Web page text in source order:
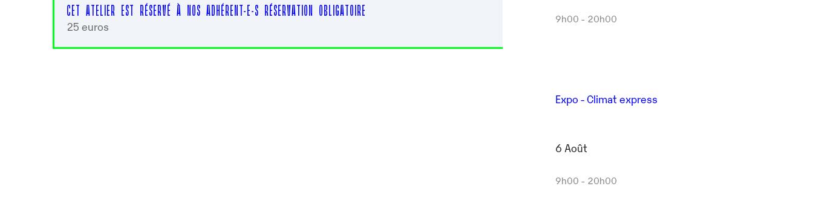
CET ATELIER EST RÉSERVÉ À NOS ADHÉRENT-E-S RÉSERVATION OBLIGATOIRE
25 euros
9h00 - 20h00
Expo - Climat express
6 Août
9h00 - 20h00